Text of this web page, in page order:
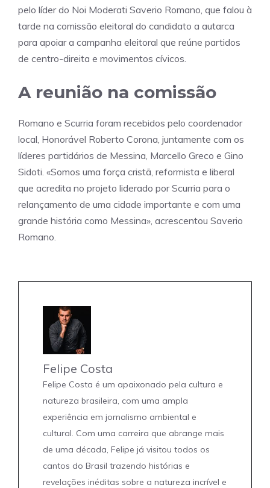
pelo líder do Noi Moderati Saverio Romano, que falou à
tarde na comissão eleitoral do candidato a autarca
para apoiar a campanha eleitoral que reúne partidos
de centro-direita e movimentos cívicos.
A reunião na comissão
Romano e Scurria foram recebidos pelo coordenador
local, Honorável Roberto Corona, juntamente com os
líderes partidários de Messina, Marcello Greco e Gino
Sidoti. «Somos uma força cristã, reformista e liberal
que acredita no projeto liderado por Scurria para o
relançamento de uma cidade importante e com uma
grande história como Messina», acrescentou Saverio
Romano.
Felipe Costa
Felipe Costa é um apaixonado pela cultura e
natureza brasileira, com uma ampla
experiência em jornalismo ambiental e
cultural. Com uma carreira que abrange mais
de uma década, Felipe já visitou todos os
cantos do Brasil trazendo histórias e
revelações inéditas sobre a natureza incrível e